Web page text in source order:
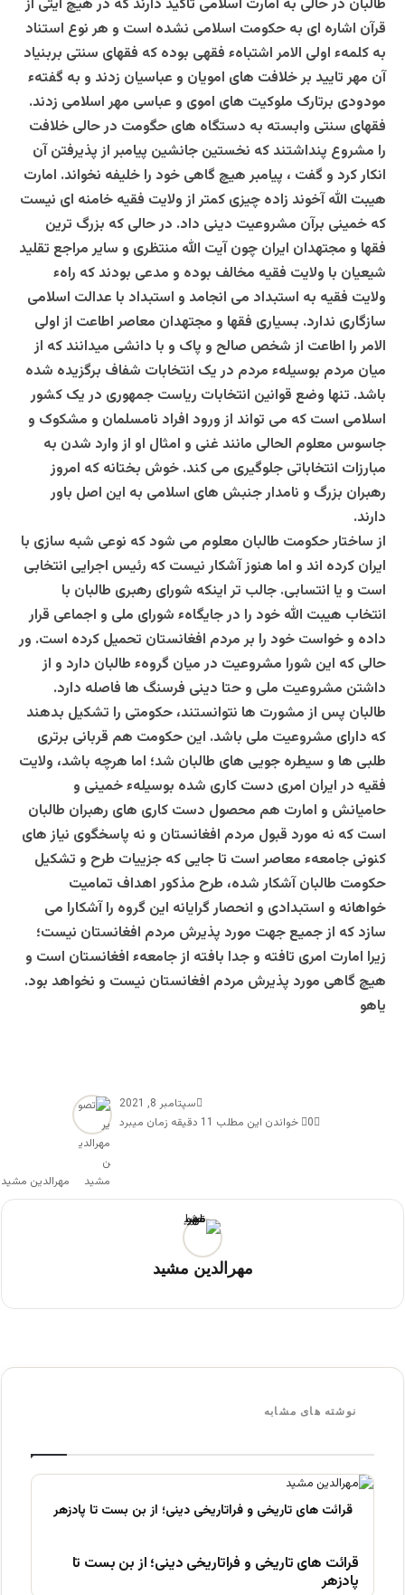
طالبان در حالی به امارت اسلامی تاکید دارند که در هیچ آیتی از
قرآن اشاره ای به حکومت اسلامی نشده است و هر نوع استناد
به کلمهء اولی الامر اشتباهء فقهی بوده که فقهای سنتی بربنیاد
آن مهر تایید بر خلافت های امویان و عباسیان زدند و به گفتهء
مودودی برتارک ملوکیت های اموی و عباسی مهر اسلامی زدند.
فقهای سنتی وابسته به دستگاه های حگومت در حالی خلافت
را مشروع پنداشتند که نخستین جانشین پیامبر از پذیرفتن آن
انکار کرد و گفت ، پیامبر هیچ گاهی خود را خلیفه نخواند. امارت
هیبت الله آخوند زاده چیزی کمتر از ولایت فقیه خامنه ای نیست
که خمینی برآن مشروعیت دینی داد. در حالی که بزرگ ترین
فقها و مجتهدان ایران چون آیت الله منتظری و سایر مراجع تقلید
شیعیان با ولایت فقیه مخالف بوده و مدعی بودند که راهء
ولایت فقیه به استبداد می انجامد و استبداد با عدالت اسلامی
سازگاری ندارد. بسیاری فقها و مجتهدان معاصر اطاعت از اولی
الامر را اطاعت از شخص صالح و پاک و با دانشی میدانند که از
میان مردم بوسیلهء مردم در یک انتخابات شفاف برگزیده شده
باشد. تنها وضع قوانین انتخابات ریاست جمهوری در یک کشور
اسلامی است که می تواند از ورود افراد نامسلمان و مشکوک و
جاسوس معلوم الحالی مانند غنی و امثال او از وارد شدن به
مبارزات انتخاباتی جلوگیری می کند. خوش بختانه که امروز
رهبران بزرگ و نامدار جنبش های اسلامی به این اصل باور
دارند.
از ساختار حکومت طالبان معلوم می شود که نوعی شبه سازی با
ایران کرده اند و اما هنوز آشکار نیست که رئیس اجرایی انتخابی
است و یا انتسابی. جالب تر اینکه شورای رهبری طالبان با
انتخاب هیبت الله خود را در جایگاهء شورای ملی و اجماعی قرار
داده و خواست خود را بر مردم افغانستان تحمیل کرده است. ور
حالی که این شورا مشروعیت در میان گروهء طالبان دارد و از
داشتن مشروعیت ملی و حتا دینی فرسنگ ها فاصله دارد.
طالبان پس از مشورت ها نتوانستند، حکومتی را تشکیل بدهند
که دارای مشروعیت ملی باشد. این حکومت هم قربانی برتری
طلبی ها و سیطره جویی های طالبان شد؛ اما هرچه باشد، ولایت
فقیه در ایران امری دست کاری شده بوسیلهء خمینی و
حامیانش و امارت هم محصول دست کاری های رهبران طالبان
است که نه مورد قبول مردم افغانستان و نه پاسخگوی نیاز های
کنونی جامعهء معاصر است تا جایی که جزییات طرح و تشکیل
حکومت طالبان آشکار شده، طرح مذکور اهداف تمامیت
خواهانه و استبدادی و انحصار گرایانه این گروه را آشکارا می
سازد که از جمیع جهت مورد پذیرش مردم افغانستان نیست؛
زیرا امارت امری تافته و جدا بافته از جامعهء افغانستان است و
هیچ گاهی مورد پذیرش مردم افغانستان نیست و نخواهد بود.
یاهو
مهرالدین مشید
سپتامبر 8, 2021
0
خواندن این مطلب 11 دقیقه زمان میبرد
مهرالدین مشید
نوشته های مشابه
قرائت های تاریخی و فراتاریخی دینی؛ از بن بست تا
پادزهر